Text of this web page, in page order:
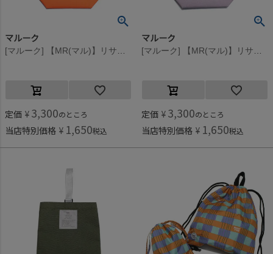
マルーク
[マルーク] 【MR(マル)】リサイクルPETシューズバッグ オレンジ(16)
定価 ¥ 3,300のところ
当店特別価格 ¥ 1,650税込
マルーク
[マルーク] 【MR(マル)】リサイクルPETシューズバッグ パープル(14)
定価 ¥ 3,300のところ
当店特別価格 ¥ 1,650税込